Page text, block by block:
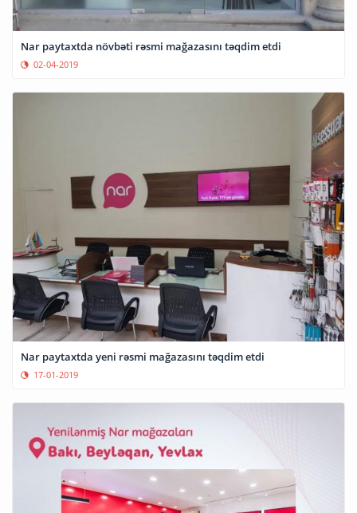
Nar paytaxtda növbəti rəsmi mağazasını təqdim etdi
02-04-2019
Nar paytaxtda yeni rəsmi mağazasını təqdim etdi
17-01-2019